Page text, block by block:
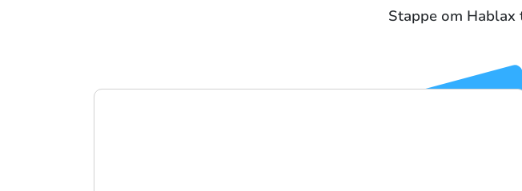
Stappe om